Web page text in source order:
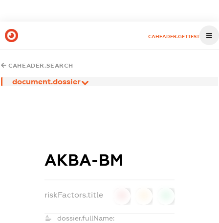
CAHEADER.GETTEST
CAHEADER.SEARCH
document.dossier
АКВА-ВМ
riskFactors.title
dossier.fullName: